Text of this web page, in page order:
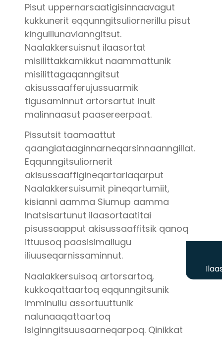
Pisut uppernarsaatigisinnaavagut
kukkunerit eqqunngitsuliornerillu pisut
kingulliunavianngitsut.
Naalakkersuisnut ilaasortat
misilittakkamikkut naammattunik
misilittagaqanngitsut
akisussaafferujussuarmik
tigusaminnut artorsartut inuit
malinnaasut paasereerpaat.
Pissutsit taamaattut
qaangiataaginnarneqarsinnaanngillat.
Eqqunngitsuliornerit
akisussaaffigineqartariaqarput
Naalakkersuisumit pineqartumiit,
kisianni aamma Siumup aamma
Inatsisartunut ilaasortaatitai
pisussaapput akisussaaffitsik qanoq
ittuusoq paasisimallugu
iliuuseqarnissaminnut.
Naalakkersuisoq artorsartoq,
kukkoqattaartoq eqqunngitsunik
imminullu assortuuttunik
nalunaaqattaartoq
Isiginngitsuusaarneqarpoq. Qinikkat